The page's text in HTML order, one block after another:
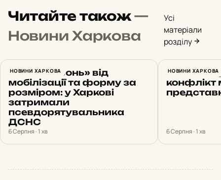
Читайте також—
Новини Харкова
Усі
матеріали
розділу
НОВИНИ ХАРКОВА
Обіцяв «бронь» від
мобілізації та форму за
розміром: у Харкові
затримали
псевдорятувальника
ДСНС
6 Серпня · 1 хв
НОВИНИ ХАРКОВА
У
конфлікт
6 Серпня · 1 хв